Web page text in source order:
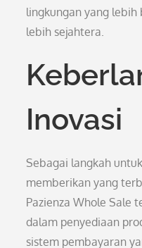
lingkungan yang lebih
lebih sejahtera.
Inovasi
Sebagai langkah
memberikan yang
Pazienza Whole Sale
dalam penyediaan
sistem pembayaran